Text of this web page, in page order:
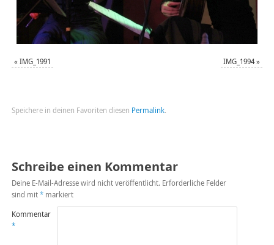
« IMG_1991 IMG_1994»
Speichere in deinen Favoriten diesen Permalink.
Schreibe einen Kommentar
Deine E-Mail-Adresse wird nicht veröffentlicht. Erforderliche Felder
sind mit *markiert
Kommentar
*